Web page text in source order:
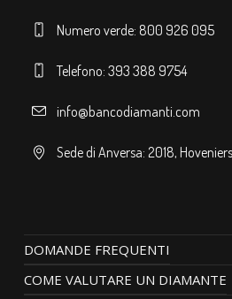
Numero verde: 800 926 095
Telefono: 393 388 9754
info@bancodiamanti.com
Sede di Anversa: 2018,
DOMANDE FREQUENTI
COME VALUTARE UN DIAMANTE